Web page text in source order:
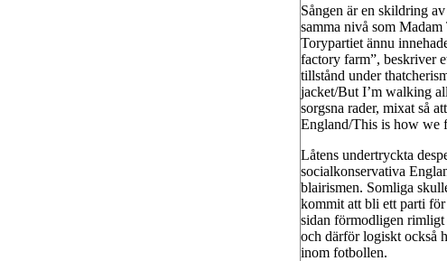
Sången är en skildring
samma nivå som
Torypartiet ännu
factory farm”, beskriver
tillstånd under
jacket/But I’m walking
sorgsna rader, mixat så
England/This is how we
Låtens undertryckta
socialkonservativa
blairismen. Somliga
kommit att bli ett parti för
sidan förmodligen rimligt
och därför logiskt också
inom fotbollen.